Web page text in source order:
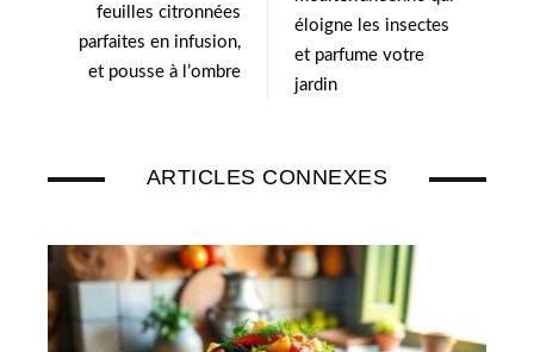
feuilles citronnées
parfaites en infusion,
et pousse à l’ombre
éloigne les insectes
et parfume votre
jardin
ARTICLES CONNEXES